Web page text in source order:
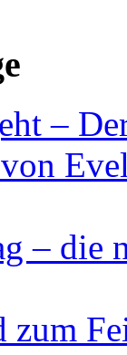
–
– die
zum